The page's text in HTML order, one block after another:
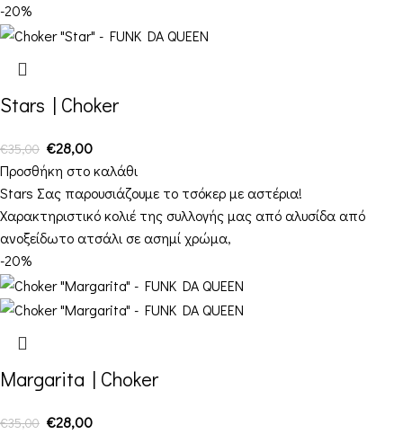
-20%
Stars | Choker
€35,00 €28,00
Προσθήκη στο καλάθι
Stars Σας παρουσιάζουμε το τσόκερ με αστέρια!
Χαρακτηριστικό κολιέ της συλλογής μας από αλυσίδα από
ανοξείδωτο ατσάλι σε ασημί χρώμα,
-20%
Margarita | Choker
€35,00 €28,00